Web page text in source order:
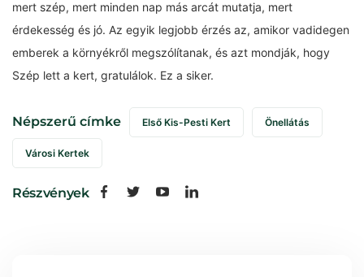
mert szép, mert minden nap más arcát mutatja, mert
érdekesség és jó. Az egyik legjobb érzés az, amikor vadidegen
emberek a környékről megszólítanak, és azt mondják, hogy
Szép lett a kert, gratulálok. Ez a siker.
Népszerű címke Első Kis-Pesti Kert Önellátás
Városi Kertek
Részvények